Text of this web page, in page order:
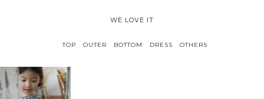
WE LOVE IT
TOP OUTER BOTTOM DRESS OTHERS